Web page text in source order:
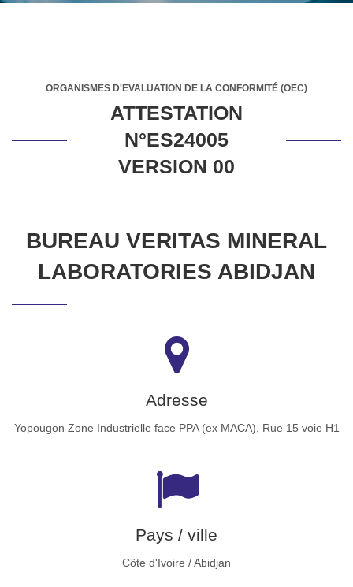
ORGANISMES D'EVALUATION DE LA CONFORMITÉ (OEC)
ATTESTATION
N°ES24005
VERSION 00
BUREAU VERITAS MINERAL
LABORATORIES ABIDJAN
Adresse
Yopougon Zone Industrielle face PPA (ex MACA), Rue 15 voie H1
Pays / ville
Côte d'Ivoire / Abidjan